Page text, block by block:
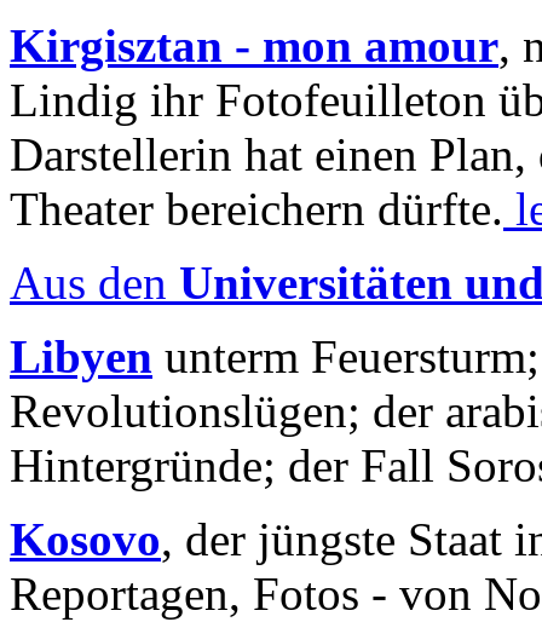
Kirgisztan - mon amour,
Lindig ihr Fotofeuilleton
Darstellerin hat einen Plan,
Theater bereichern dürfte.
Aus den Universitäten
Libyen unterm
Revolutionslügen; der
Hintergründe; der Fall
Kosovo, der jüngste Staat
Reportagen, Fotos - von